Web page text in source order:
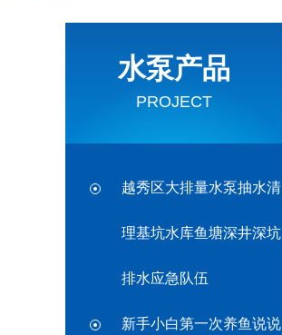
水泵产品
PROJECT
越秀区大排量水泵抽水清
理基坑水库鱼塘深井深坑
排水应急队伍
新手小白第一次养鱼说说